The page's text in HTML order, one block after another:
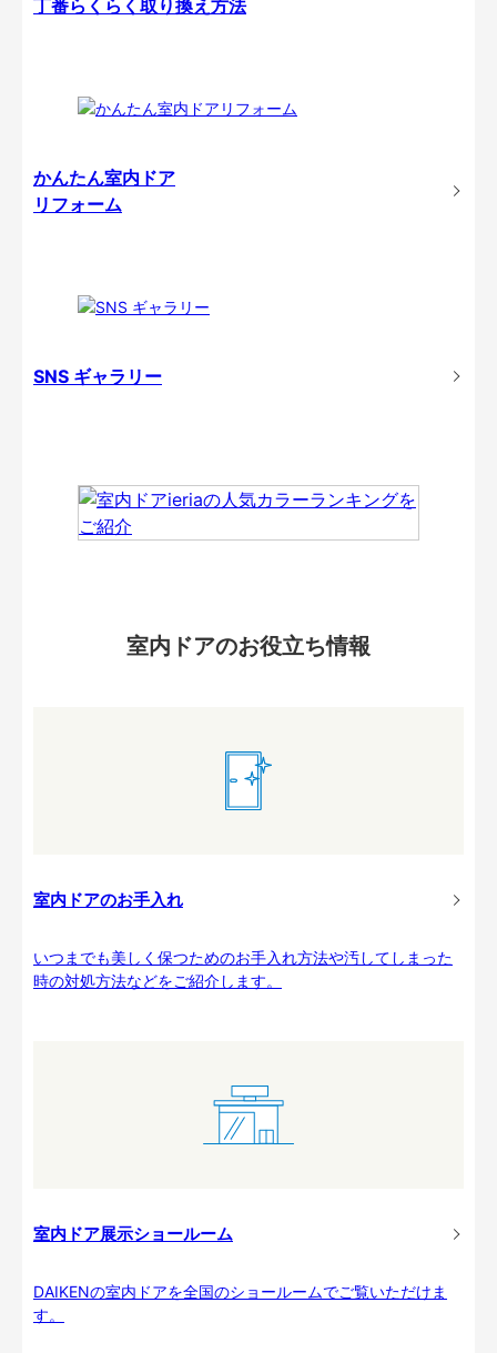
丁番らくらく取り換え方法
かんたん室内ドア
リフォーム
SNS ギャラリー
室内ドアのお役立ち情報
室内ドアのお手入れ
いつまでも美しく保つためのお手入れ方法や汚してしまった
時の対処方法などをご紹介します。
室内ドア展示ショールーム
DAIKENの室内ドアを全国のショールームでご覧いただけま
す。